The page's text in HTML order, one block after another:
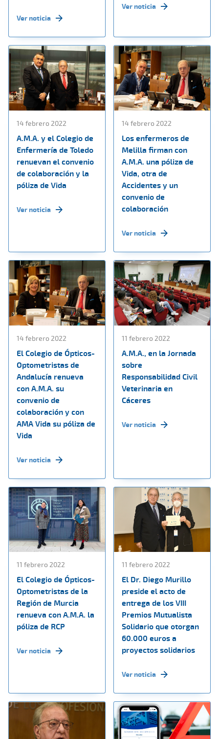
Ver noticia
Ver noticia
14 febrero 2022
A.M.A. y el Colegio de
Enfermería de Toledo
renuevan el convenio
de colaboración y la
póliza de Vida
Ver noticia
14 febrero 2022
Los enfermeros de
Melilla firman con
A.M.A. una póliza de
Vida, otra de
Accidentes y un
convenio de
colaboración
Ver noticia
14 febrero 2022
El Colegio de Ópticos-
Optometristas de
Andalucía renueva
con A.M.A. su
convenio de
colaboración y con
AMA Vida su póliza de
Vida
Ver noticia
11 febrero 2022
A.M.A., en la Jornada
sobre
Responsabilidad Civil
Veterinaria en
Cáceres
Ver noticia
11 febrero 2022
El Colegio de Ópticos-
Optometristas de la
Región de Murcia
renueva con A.M.A. la
póliza de RCP
Ver noticia
11 febrero 2022
El Dr. Diego Murillo
preside el acto de
entrega de los VIII
Premios Mutualista
Solidario que otorgan
60.000 euros a
proyectos solidarios
Ver noticia